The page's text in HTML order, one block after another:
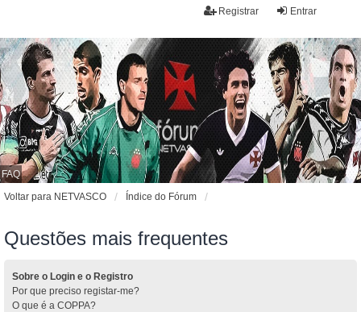
Entrar
Registrar
FAQ
Voltar para NETVASCO
Índice do Fórum
Questões mais frequentes
Sobre o Login e o Registro
Por que preciso registar-me?
O que é a COPPA?